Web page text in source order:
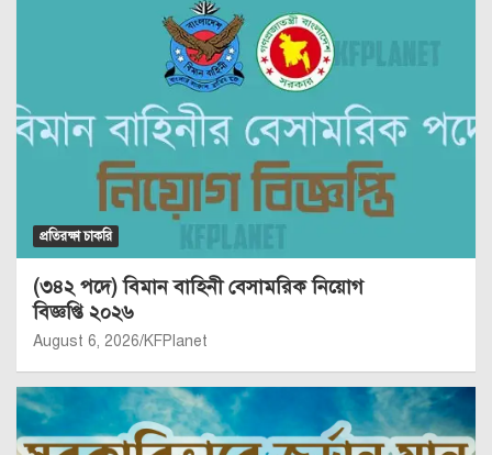
প্রতিরক্ষা চাকরি
(৩৪২ পদে) বিমান বাহিনী বেসামরিক নিয়োগ
বিজ্ঞপ্তি ২০২৬
August 6, 2026 KFPlanet